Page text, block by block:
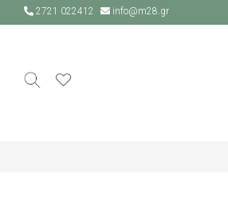
2721 022412 info@m28.gr